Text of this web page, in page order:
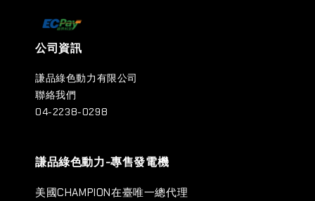
公司資訊
謙品綠色動力有限公司
聯絡我們
04-2238-0298
謙品綠色動力-專售發電機
美國CHAMPION在臺唯一總代理